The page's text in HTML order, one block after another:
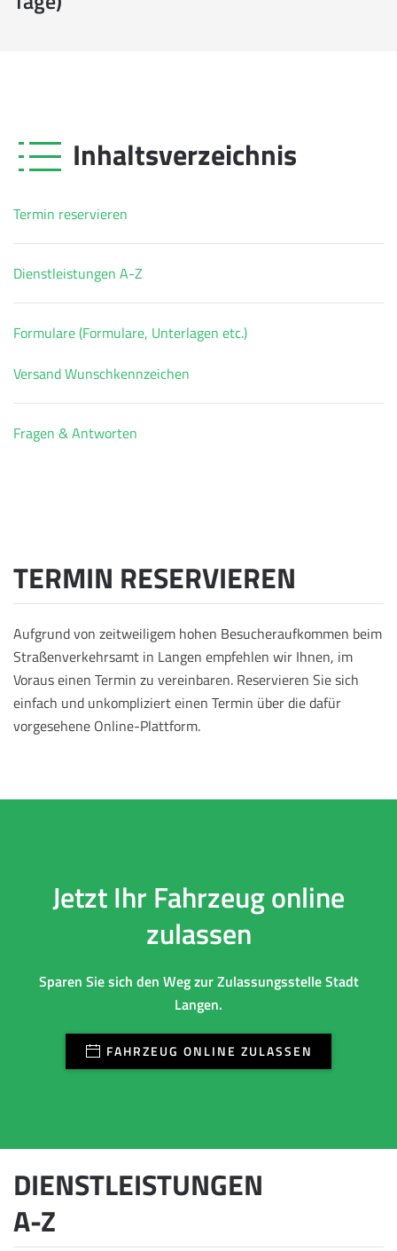
Inhaltsverzeichnis
Termin reservieren
Dienstleistungen A-Z
Formulare (Formulare, Unterlagen etc.)
Versand Wunschkennzeichen
Fragen & Antworten
TERMIN RESERVIEREN
Aufgrund von zeitweiligem hohen Besucheraufkommen beim
Straßenverkehrsamt in Langen empfehlen wir Ihnen, im
Voraus einen Termin zu vereinbaren. Reservieren Sie sich
einfach und unkompliziert einen Termin über die dafür
vorgesehene Online-Plattform.
Jetzt Ihr Fahrzeug online
zulassen
Sparen Sie sich den Weg zur Zulassungsstelle Stadt
Langen.
FAHRZEUG ONLINE ZULASSEN
DIENSTLEISTUNGEN
A-Z